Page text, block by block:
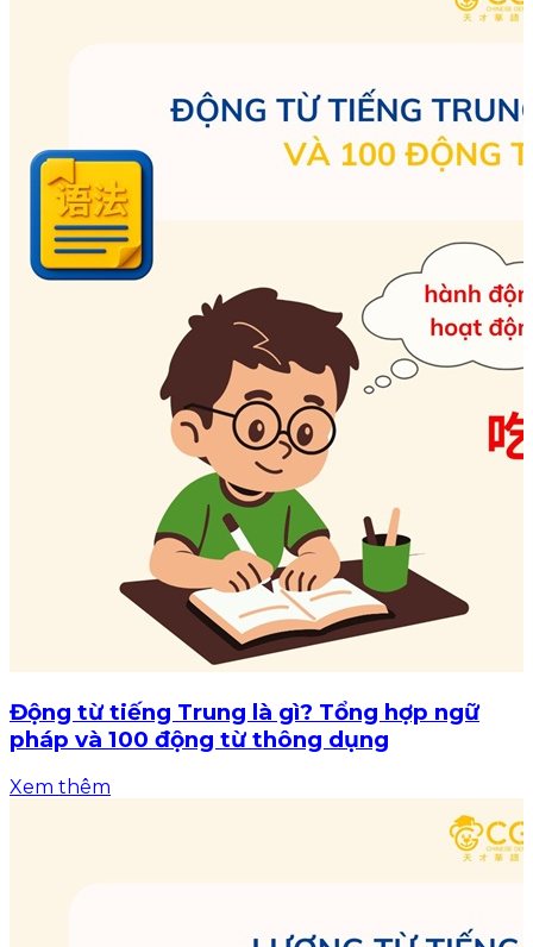
Động từ tiếng Trung là gì? Tổng hợp ngữ
pháp và 100 động từ thông dụng
Xem thêm